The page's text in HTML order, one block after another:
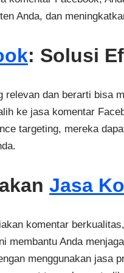
Anda, dan
: Solusi
dan berarti bisa
ke jasa komentar
targeting, mereka
Jasa
komentar
membantu Anda
menggunakan jasa